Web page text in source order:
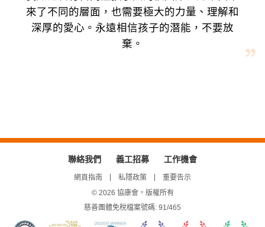
來了不同的層面，也需要極大的力量、理解和
深厚的愛心。永遠相信孩子的潛能，不要放
棄。
聯絡我們 義工招募 工作機會
網頁指南 私隱政策
重要告示
© 2026 協康會，版權所有
慈善團體免稅檔案號碼: 91/465